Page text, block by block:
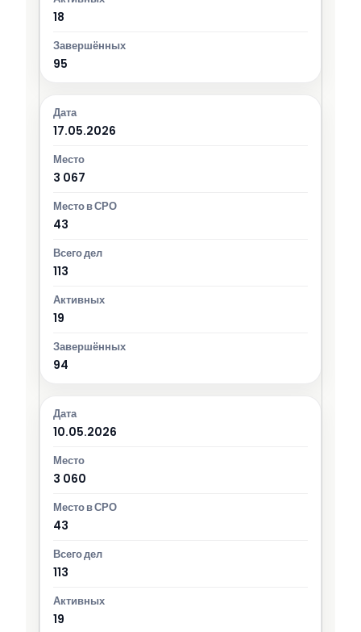
18
95
17.05.2026
3 067
43
113
19
94
10.05.2026
3 060
43
113
19